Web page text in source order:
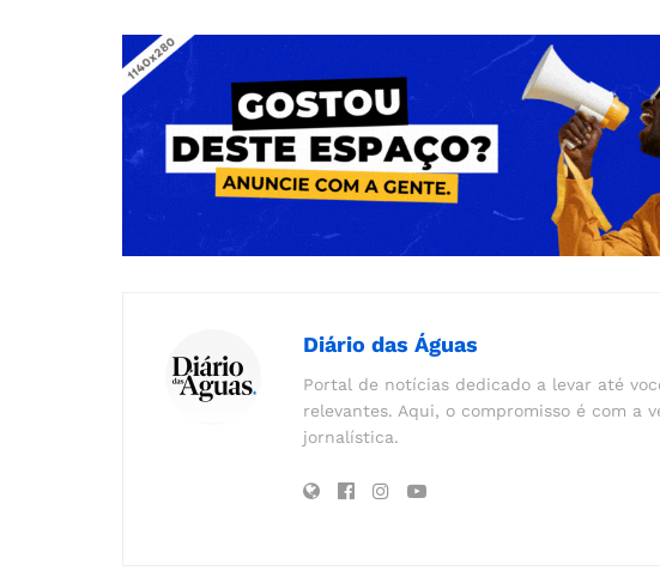
Diário das Águas
Portal de notícias dedicado a levar até
relevantes. Aqui, o compromisso é com a
jornalística.